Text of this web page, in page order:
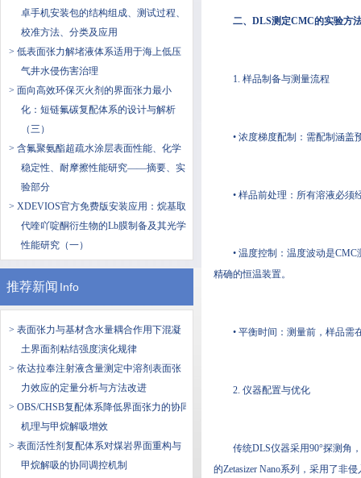
卓手机安装包的结构组成、测试过程、
校准方法、分类及应用
> 低表面张力解堵液体系适用于海上低压
气井水侵伤害治理
> 面向高效环保灭火剂的界面张力最小
化：短链氟碳复配体系的设计与解析
（三）
> 含氟聚氨酯超疏水涂层表面性能、化学
稳定性、耐摩擦性能研究——摘要、实
验部分
> XDEVIOS官方免费版安装应用：烷基取
代喹吖啶酮衍生物的Lb膜制备及其光学
性能研究（一）
推荐新闻 Info
> 表面张力与基材含水量耦合作用下混凝
土界面剂粘结强度演化规律
> 依达拉奉注射液含量测定中溶剂表面张
力效应的定量分析与方法改进
> OBS/CHSB复配体系降低界面张力的协同
机理与甲烷解吸增效
> 表面活性剂复配体系对煤岩界面重构与
甲烷解吸的协同调控机制
二、DLS测定CMC的实验方
1. 样品制备与测量流程
• 浓度梯度配制：需配制涵盖
• 样品前处理：所有溶液必须
• 温度控制：温度波动是
精确的恒温装置。
• 平衡时间：测量前，样品需
2. 仪器配置与优化
传统DLS仪器采用90°探测角
的Zetasizer Nano系列，采用了非